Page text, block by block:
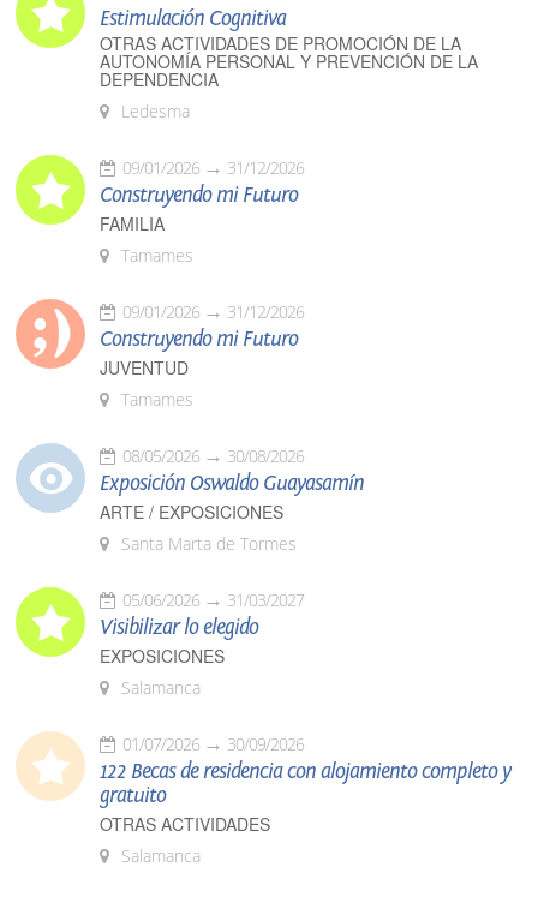
Estimulación Cognitiva
OTRAS ACTIVIDADES DE PROMOCIÓN DE LA
AUTONOMÍA PERSONAL Y PREVENCIÓN DE LA
DEPENDENCIA
Ledesma
09/01/2026 31/12/2026
Construyendo mi Futuro
FAMILIA
Tamames
09/01/2026 31/12/2026
Construyendo mi Futuro
JUVENTUD
Tamames
08/05/2026 30/08/2026
Exposición Oswaldo Guayasamín
ARTE / EXPOSICIONES
Santa Marta de Tormes
05/06/2026 31/03/2027
Visibilizar lo elegido
EXPOSICIONES
Salamanca
01/07/2026 30/09/2026
122 Becas de residencia con alojamiento completo y
gratuito
OTRAS ACTIVIDADES
Salamanca